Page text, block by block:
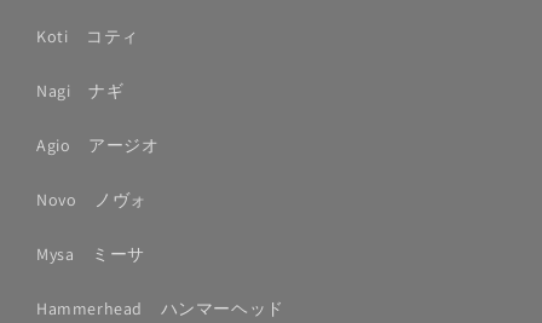
Koti コティ
Nagi ナギ
Agio アージオ
Novo ノヴォ
Mysa ミーサ
Hammerhead ハンマーヘッド